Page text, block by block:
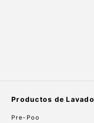
Productos de Lavado
Pre-Poo